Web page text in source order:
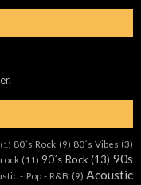
.
(1) 80´s Rock (9) 80´s Vibes (3)
(11) 90´s Rock (13) 90s
- Pop - R&B (9) Acoustic